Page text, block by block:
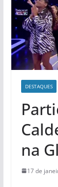
DESTAQUES
na
17 de